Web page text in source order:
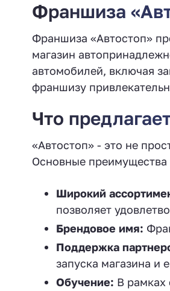
Франшиза
Франшиза «Автостоп»
магазин
автомобилей, включая
франшизу
Что
«Автостоп» - это не
Основные
Широкий
позволяет
Брендовое имя:
Поддержка
запуска магазина и
Обучение: В рамках